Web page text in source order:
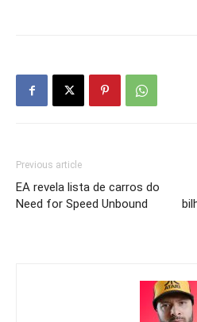
Previous article
EA revela lista de carros do
Need for Speed Unbound